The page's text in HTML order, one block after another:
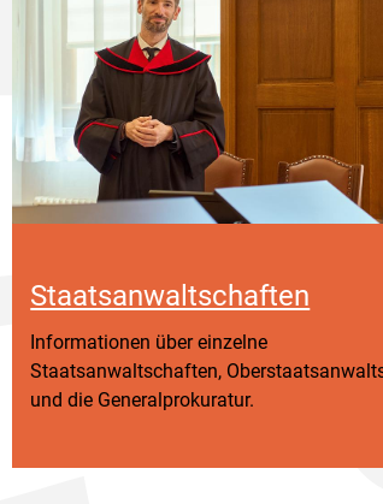
Staatsanwaltschaften
Informationen über einzelne
Staatsanwaltschaften,
und die Generalprokuratur.